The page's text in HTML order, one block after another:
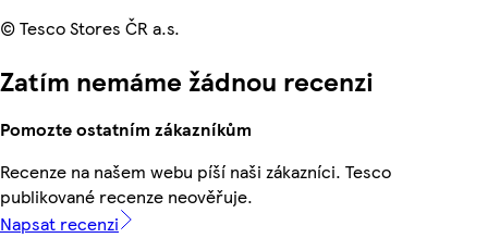
© Tesco Stores ČR a.s.
Zatím nemáme žádnou recenzi
Pomozte ostatním zákazníkům
Recenze na našem webu píší naši zákazníci. Tesco
publikované recenze neověřuje.
Napsat recenzi